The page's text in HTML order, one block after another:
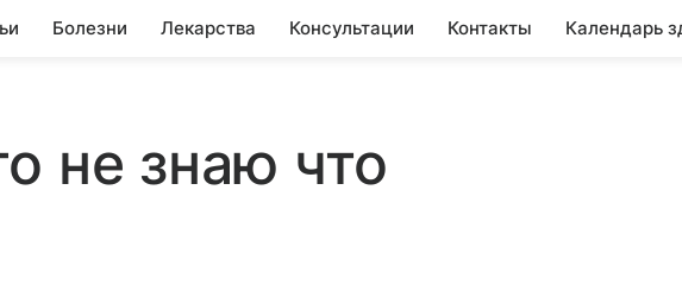
Болезни Лекарства Консультации Контакты Календарь
не знаю что